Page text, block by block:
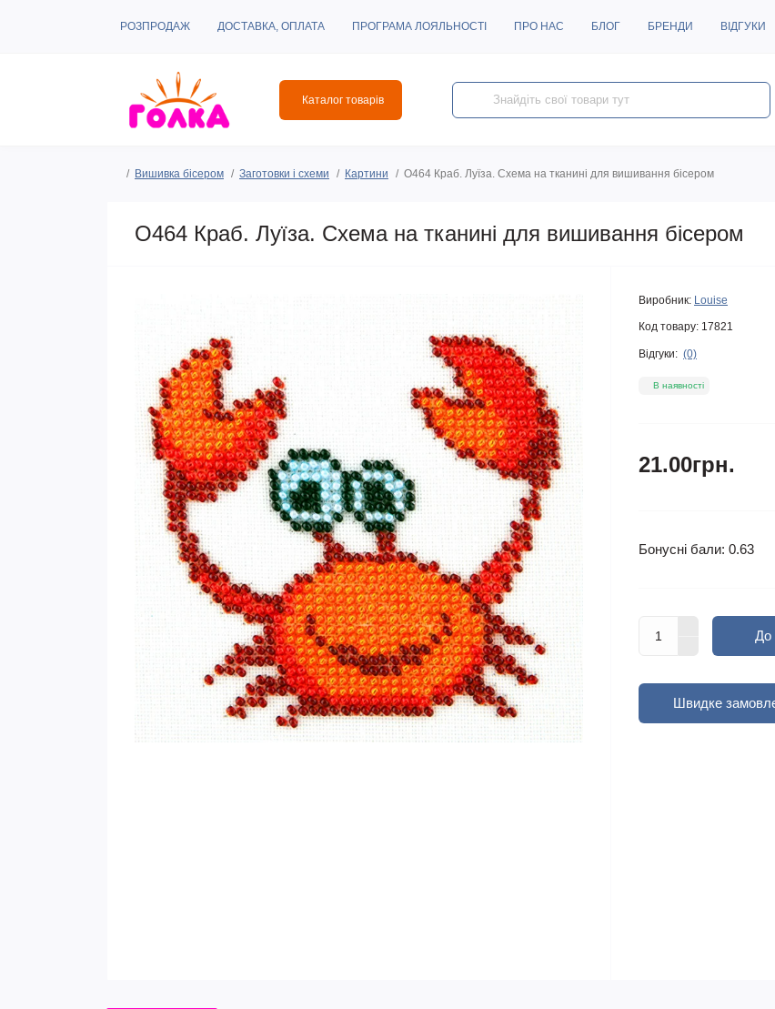
РОЗПРОДАЖ ДОСТАВКА, ОПЛАТА ПРОГРАМА ЛОЯЛЬНОСТІ ПРО НАС БЛОГ БРЕНДИ ВІДГУКИ
Каталог товарів
Вишивка бісером Заготовки і схеми Картини O464 Краб. Луїза. Схема на тканині для вишивання бісером
O464 Краб. Луїза. Схема на тканині для вишивання бісером
Виробник: Louise
Код товару: 17821
Відгуки: (0)
В наявності
21.00грн.
Бонусні бали: 0.63
До
Швидке